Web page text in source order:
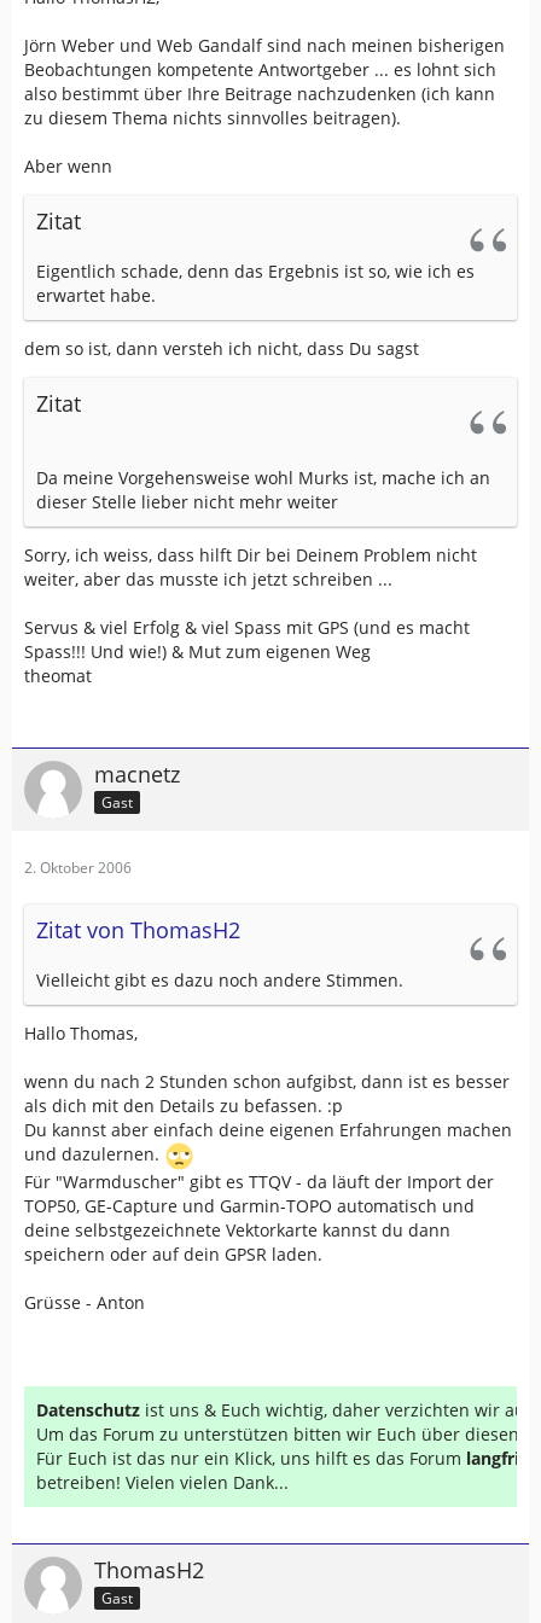
Jörn Weber und Web Gandalf sind nach meinen bisherigen
Beobachtungen kompetente Antwortgeber ... es lohnt sich
also bestimmt über Ihre Beitrage nachzudenken (ich kann
zu diesem Thema nichts sinnvolles beitragen).
Aber wenn
Zitat
Eigentlich schade, denn das Ergebnis ist so, wie ich es
erwartet habe.
dem so ist, dann versteh ich nicht, dass Du sagst
Zitat
Da meine Vorgehensweise wohl Murks ist, mache ich an
dieser Stelle lieber nicht mehr weiter
Sorry, ich weiss, dass hilft Dir bei Deinem Problem nicht
weiter, aber das musste ich jetzt schreiben ...
Servus & viel Erfolg & viel Spass mit GPS (und es macht
Spass!!! Und wie!) & Mut zum eigenen Weg
theomat
macnetz
Gast
2. Oktober 2006
Zitat von ThomasH2
Vielleicht gibt es dazu noch andere Stimmen.
Hallo Thomas,
wenn du nach 2 Stunden schon aufgibst, dann ist es besser
als dich mit den Details zu befassen. :p
Du kannst aber einfach deine eigenen Erfahrungen machen
und dazulernen.
Für "Warmduscher" gibt es TTQV - da läuft der Import der
TOP50, GE-Capture und Garmin-TOPO automatisch und
deine selbstgezeichnete Vektorkarte kannst du dann
speichern oder auf dein GPSR laden.
Grüsse - Anton
Datenschutz ist uns & Euch wichtig, daher verzichten wir auf
Um das Forum zu unterstützen bitten wir Euch über diesen
Für Euch ist das nur ein Klick, uns hilft es das Forum
betreiben! Vielen vielen Dank...
ThomasH2
Gast